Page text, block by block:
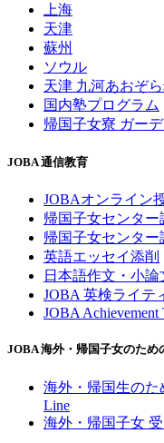
上海
天津
蘇州
ソウル
天津 九河あおぞ
国内塾プログラム
帰国子女寮 ガー
JOBA 通信教育
JOBAオンライン
帰国子女センタ
帰国子女センタ
英語エッセイ添削
日本語作文・小論
JOBA 英検ライテ
JOBA Achievement
JOBA 海外・帰国子女のため
海外・帰国生のた
Line
海外・帰国子女